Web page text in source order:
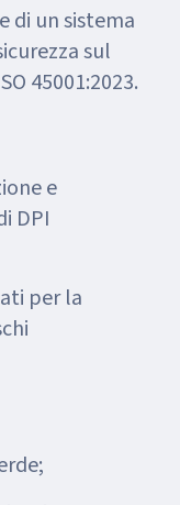
di un sistema
sul
45001:2023.
e
DPI
per la